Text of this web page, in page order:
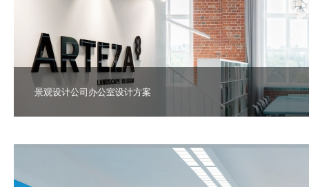
景观设计公司办公室设计方案